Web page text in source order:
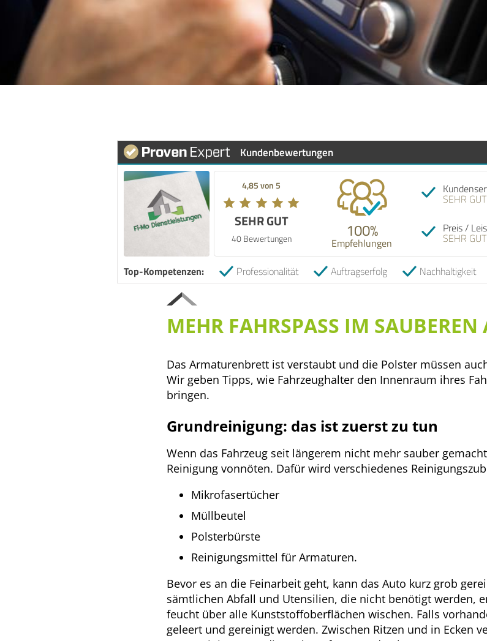
Kundenbewertungen
4,85 von 5
SEHR GUT
40 Bewertungen 100%
Empfehlungen
SEHR
Preis /
SEHR
Top-Kompetenzen: Professionalität Auftragserfolg Nachhaltigkeit
MEHR FAHRSPASS IM SAUBEREN
Das Armaturenbrett ist verstaubt und die Polster müssen
Wir geben Tipps, wie Fahrzeughalter den Innenraum ihres
bringen.
Grundreinigung: das ist zuerst zu tun
Wenn das Fahrzeug seit längerem nicht mehr sauber
Reinigung vonnöten. Dafür wird verschiedenes
Mikrofasertücher
Müllbeutel
Polsterbürste
Reinigungsmittel für Armaturen.
Bevor es an die Feinarbeit geht, kann das Auto kurz grob
sämtlichen Abfall und Utensilien, die nicht benötigt werden,
feucht über alle Kunststoffoberflächen wischen. Falls
geleert und gereinigt werden. Zwischen Ritzen und in Ecken